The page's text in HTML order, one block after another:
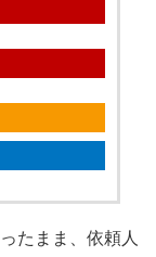
たまま、依頼人